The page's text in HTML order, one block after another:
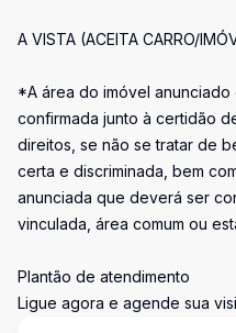
A VISTA (ACEITA CARRO/
*A área do imóvel
confirmada junto à certidão
direitos, se não se tratar de
certa e discriminada, bem
anunciada que deverá ser
vinculada, área comum ou
Plantão de atendimento
Ligue agora e agende sua